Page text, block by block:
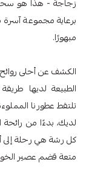
برعاية مجموعة
مبهورًا.
الكشف عن أحلى روائح
الطبيعة لديها
تلتقط عطورنا
لديك، بدءًا من
كل رشة هي رحلة
متعة قضم عصير